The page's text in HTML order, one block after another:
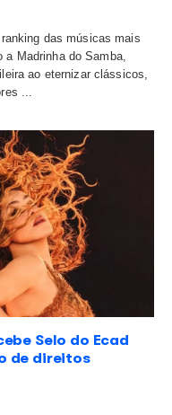
de
Prefeitura de
direitos
decisão
e Distribuição) em
fica na Zona da Mata